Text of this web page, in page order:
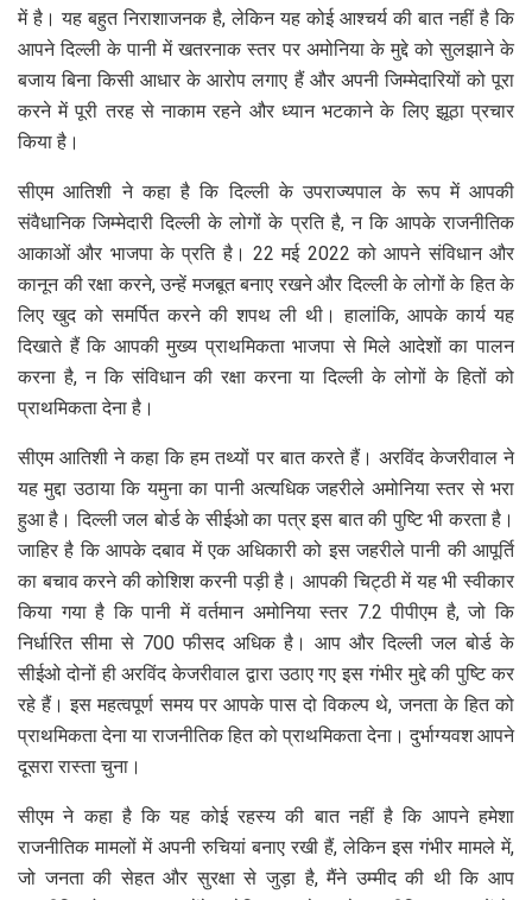
में है। यह बहुत निराशाजनक है, लेकिन यह कोई आश्चर्य की बात नहीं है कि
आपने दिल्ली के पानी में खतरनाक स्तर पर अमोनिया के मुद्दे को सुलझाने के
बजाय बिना किसी आधार के आरोप लगाए हैं और अपनी जिम्मेदारियों को पूरा
करने में पूरी तरह से नाकाम रहने और ध्यान भटकाने के लिए झूठा प्रचार
किया है।
सीएम आतिशी ने कहा है कि दिल्ली के उपराज्यपाल के रूप में आपकी
संवैधानिक जिम्मेदारी दिल्ली के लोगों के प्रति है, न कि आपके राजनीतिक
आकाओं और भाजपा के प्रति है। 22 मई 2022 को आपने संविधान और
कानून की रक्षा करने, उन्हें मजबूत बनाए रखने और दिल्ली के लोगों के हित के
लिए खुद को समर्पित करने की शपथ ली थी। हालांकि, आपके कार्य यह
दिखाते हैं कि आपकी मुख्य प्राथमिकता भाजपा से मिले आदेशों का पालन
करना है, न कि संविधान की रक्षा करना या दिल्ली के लोगों के हितों को
प्राथमिकता देना है।
सीएम आतिशी ने कहा कि हम तथ्यों पर बात करते हैं। अरविंद केजरीवाल ने
यह मुद्दा उठाया कि यमुना का पानी अत्यधिक जहरीले अमोनिया स्तर से भरा
हुआ है। दिल्ली जल बोर्ड के सीईओ का पत्र इस बात की पुष्टि भी करता है।
जाहिर है कि आपके दबाव में एक अधिकारी को इस जहरीले पानी की आपूर्ति
का बचाव करने की कोशिश करनी पड़ी है। आपकी चिट्ठी में यह भी स्वीकार
किया गया है कि पानी में वर्तमान अमोनिया स्तर 7.2 पीपीएम है, जो कि
निर्धारित सीमा से 700 फीसद अधिक है। आप और दिल्ली जल बोर्ड के
सीईओ दोनों ही अरविंद केजरीवाल द्वारा उठाए गए इस गंभीर मुद्दे की पुष्टि कर
रहे हैं। इस महत्वपूर्ण समय पर आपके पास दो विकल्प थे, जनता के हित को
प्राथमिकता देना या राजनीतिक हित को प्राथमिकता देना। दुर्भाग्यवश आपने
दूसरा रास्ता चुना।
सीएम ने कहा है कि यह कोई रहस्य की बात नहीं है कि आपने हमेशा
राजनीतिक मामलों में अपनी रुचियां बनाए रखी हैं, लेकिन इस गंभीर मामले में,
जो जनता की सेहत और सुरक्षा से जुड़ा है, मैंने उम्मीद की थी कि आप